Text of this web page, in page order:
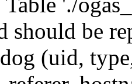
should be
(uid,